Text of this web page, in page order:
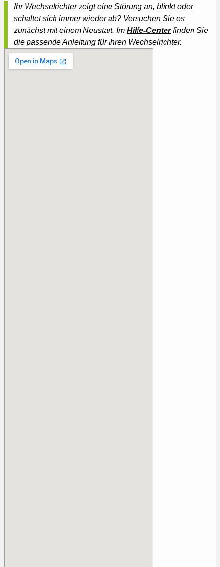
Ihr Wechselrichter zeigt eine Störung an, blinkt oder
schaltet sich immer wieder ab? Versuchen Sie es
zunächst mit einem Neustart. Im Hilfe-Centerfinden Sie
die passende Anleitung für Ihren Wechselrichter.